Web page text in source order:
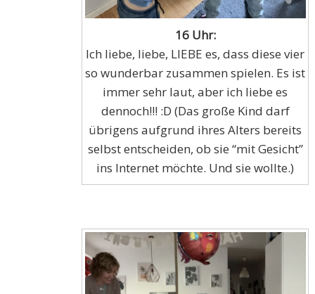
16 Uhr:
Ich liebe, liebe, LIEBE es, dass diese vier
so wunderbar zusammen spielen. Es ist
immer sehr laut, aber ich liebe es
dennoch!!! :D (Das große Kind darf
übrigens aufgrund ihres Alters bereits
selbst entscheiden, ob sie “mit Gesicht”
ins Internet möchte. Und sie wollte.)